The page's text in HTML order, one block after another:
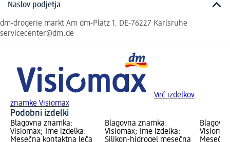
Naslov podjetja
dm-drogerie markt Am dm-Platz 1. DE-76227 Karlsruhe
servicecenter@dm.de
Več izdelkov
znamke Visiomax
Podobni izdelki
Blagovna znamka:
Visiomax; Ime izdelka:
Mesečna kontaktna leča
Blagovna znamka:
Visiomax; Ime izdelka:
Silikon-hidrogel mesečna